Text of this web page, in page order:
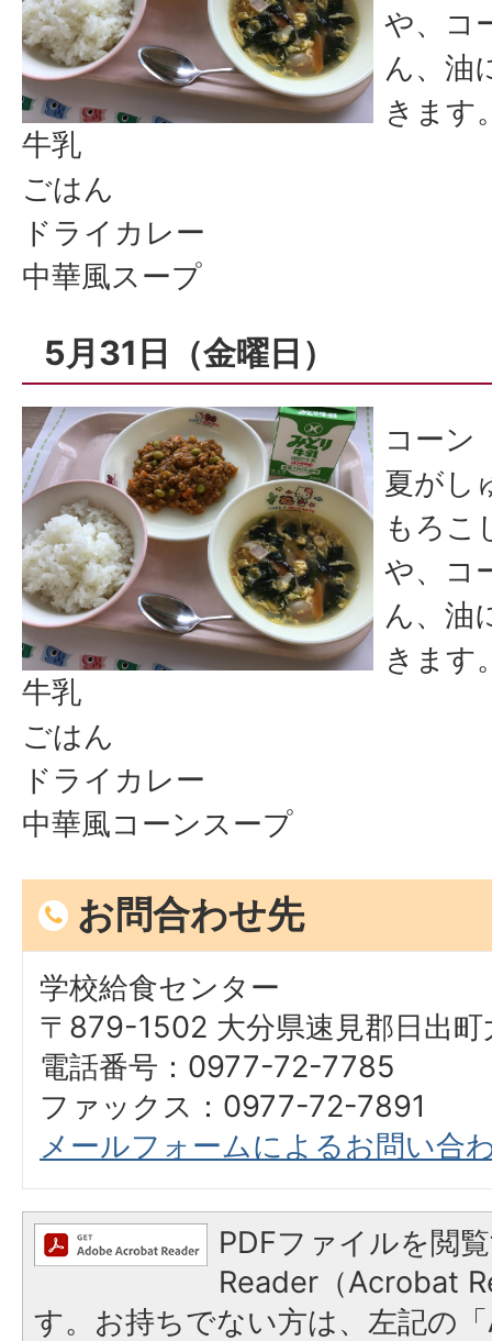
牛乳
ごはん
ドライカレー
中華風スープ
や、コ
ん、油
きます
5月31日（金曜日）
牛乳
ごはん
ドライカレー
中華風コーンスープ
コーン
夏がし
もろこ
や、コ
ん、油
きます
お問合わせ先
学校給食センター
〒879-1502 大分県速見郡日出
電話番号：0977-72-7785
ファックス：0977-72-7891
メールフォームによるお問い合
PDFファイルを閲
Reader（Acrobat
す。お持ちでない方は、左記の